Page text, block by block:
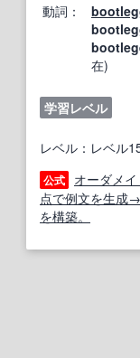
動詞：
在)
学習レベル
レベル：レベル
公式
オーダメ
点で例文を生成
を構築。